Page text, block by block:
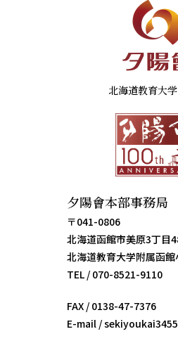
北海道教育大
夕陽會本部事務局
〒041-0806
北海道函館市美原3丁目
北海道教育大学附属函館
TEL / 070-8521-9110
FAX / 0138-47-7376
E-mail /